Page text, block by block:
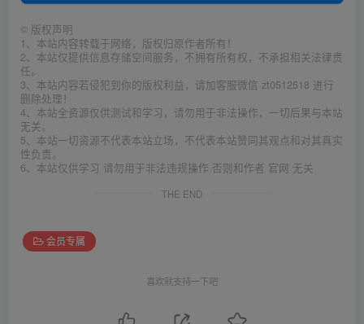
© 版权声明
1、本站内容转载于网络，版权归原作者所有！
2、本站仅提供信息存储空间服务，不拥有所有权，不承担相关法律责
任。
3、本站内容若侵犯到你的版权利益，请加客服微信 zt0512518 进行
删除处理！
4、本站全资源仅供测试和学习，请勿用于非法操作，一切后果与本站
无关。
5、本站一切资源不代表本站立场，不代表本站赞同其观点和对其真实
性负责。
6、本站仅供学习 请勿用于非法违规操作 否则和作者 官网 无关
THE END
会员专属
喜欢就支持一下吧